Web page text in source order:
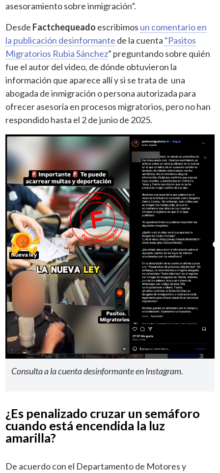
asesoramiento sobre inmigración”.
Desde Factchequeado escribimos un comentario en
la publicación desinformante de la cuenta “Pasitos
Migratorios Rubia Sánchez” preguntando sobre quién
fue el autor del video, de dónde obtuvieron la
información que aparece allí y si se trata de una
abogada de inmigración o persona autorizada para
ofrecer asesoría en procesos migratorios, pero no han
respondido hasta el 2 de junio de 2025.
Consulta a la cuenta desinformante en Instagram.
¿Es penalizado cruzar un semáforo
cuando está encendida la luz
amarilla?
De acuerdo con el Departamento de Motores y